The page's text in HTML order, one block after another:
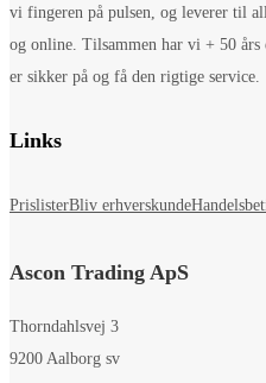
vi fingeren på pulsen, og leverer til
og online. Tilsammen har vi + 50
er sikker på og få den rigtige service.
Links
PrislisterBliv erhverskunde
Ascon Trading ApS
Thorndahlsvej 3
9200 Aalborg sv